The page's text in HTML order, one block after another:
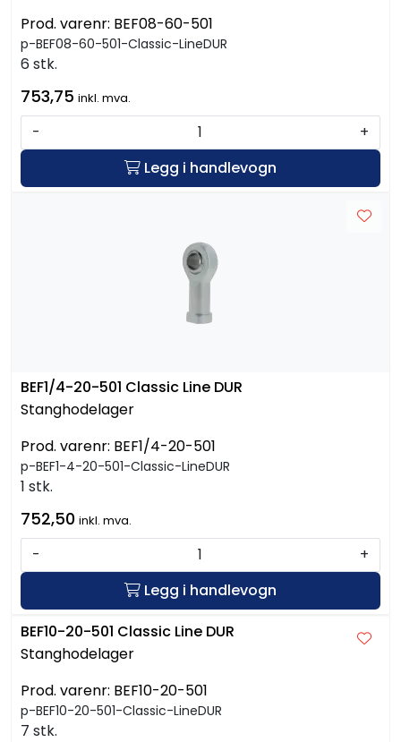
Prod. varenr: BEF08-60-501
p-BEF08-60-501-Classic-LineDUR
6 stk.
753,75 inkl. mva.
-
+
Legg i handlevogn
BEF1/4-20-501 Classic Line DUR
Stanghodelager
Prod. varenr: BEF1/4-20-501
p-BEF1-4-20-501-Classic-LineDUR
1 stk.
752,50 inkl. mva.
-
+
Legg i handlevogn
BEF10-20-501 Classic Line DUR
Stanghodelager
Prod. varenr: BEF10-20-501
p-BEF10-20-501-Classic-LineDUR
7 stk.